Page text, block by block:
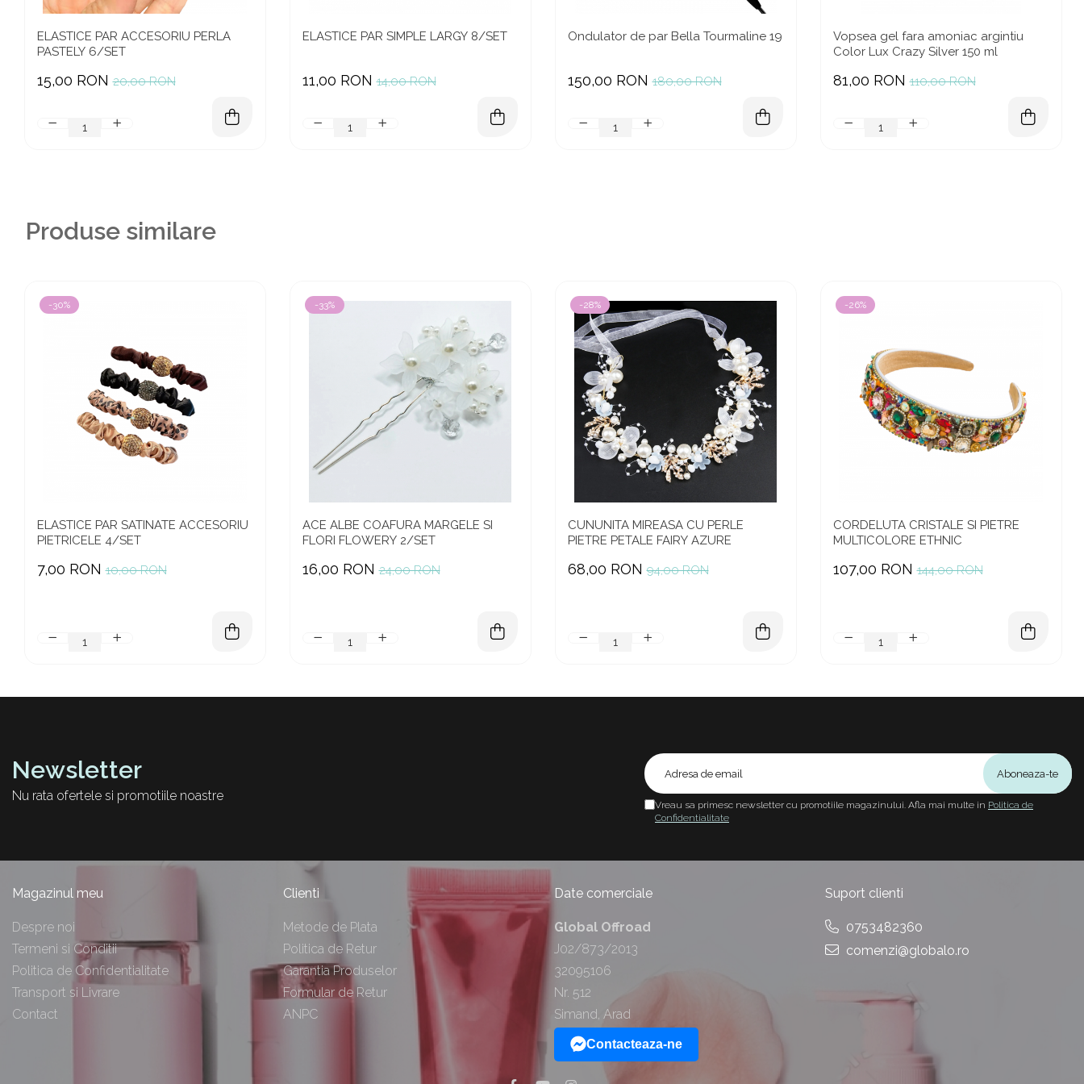
ELASTICE PAR ACCESORIU PERLA
PASTELY 6/SET
20,00 RON
15,00 RON
ELASTICE PAR SIMPLE LARGY 8/SET
14,00 RON
11,00 RON
Ondulator de par Bella Tourmaline 19
180,00 RON
150,00 RON
Vopsea gel fara amoniac argintiu
Color Lux Crazy Silver 150 ml
110,00 RON
81,00 RON
Produse similare
-30%
ELASTICE PAR SATINATE ACCESORIU
PIETRICELE 4/SET
10,00 RON
7,00 RON
-33%
ACE ALBE COAFURA MARGELE SI
FLORI FLOWERY 2/SET
24,00 RON
16,00 RON
-28%
CUNUNITA MIREASA CU PERLE
PIETRE PETALE FAIRY AZURE
94,00 RON
68,00 RON
-26%
CORDELUTA CRISTALE SI PIETRE
MULTICOLORE ETHNIC
144,00 RON
107,00 RON
Newsletter
Nu rata ofertele si promotiile noastre
Vreau sa primesc newsletter cu promotiile magazinului. Afla mai multe in Politica de
Confidentialitate
Magazinul meu
Despre noi
Termeni si Conditii
Politica de Confidentialitate
Transport si Livrare
Contact
Clienti
Metode de Plata
Politica de Retur
Garantia Produselor
Formular de Retur
ANPC
Date comerciale
Global Offroad
J02/873/2013
32095106
Nr. 512
Simand, Arad
Contacteaza-ne
Suport clienti
0753482360
comenzi@globalo.ro